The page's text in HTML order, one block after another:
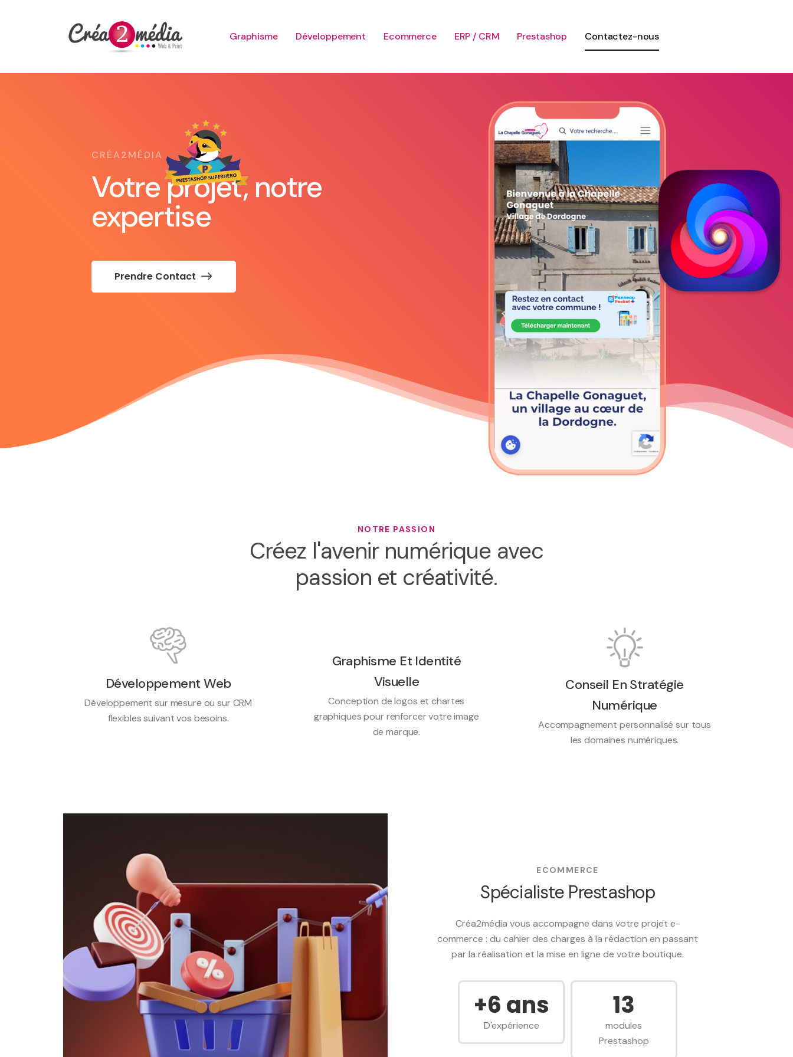
Graphisme Développement Ecommerce ERP / CRM Prestashop Contactez-nous
CRÉA2MÉDIA
Votre projet, notre
expertise
Prendre Contact
NOTRE PASSION
Créez l'avenir numérique avec
passion et créativité.
Développement Web
Développement sur mesure ou sur CRM
flexibles suivant vos besoins.
Graphisme Et Identité
Visuelle
Conception de logos et chartes
graphiques pour renforcer votre image
de marque.
Conseil En Stratégie
Numérique
Accompagnement personnalisé sur tous
les domaines numériques.
ECOMMERCE
Spécialiste Prestashop
Créa2média vous accompagne dans votre projet e-
commerce : du cahier des charges à la rédaction en passant
par la réalisation et la mise en ligne de votre boutique.
+10 ans
D'expérience
20
modules
Prestashop